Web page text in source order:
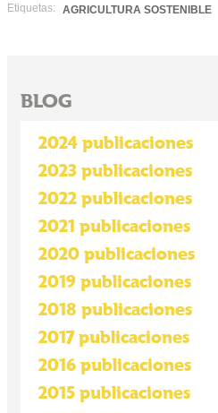
Etiquetas:
AGRICULTURA SOSTENIBLE
BLOG
2024 publicaciones
2023 publicaciones
2022 publicaciones
2021 publicaciones
2020 publicaciones
2019 publicaciones
2018 publicaciones
2017 publicaciones
2016 publicaciones
2015 publicaciones